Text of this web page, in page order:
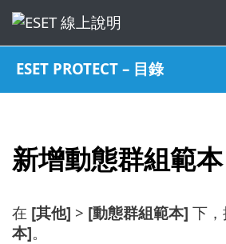
ESET PROTECT – 目錄
新增動態群組範本
在 [其他] > [動態群組範本] 下
本]。